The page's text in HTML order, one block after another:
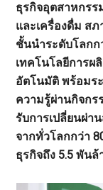
ธุรกิจอุตสาหกร
และเครื่องดื่ม ส
ชั้นนำระดับโลกก
เทคโนโลยีการผ
อัตโนมัติ พร้อมร
ความรู้ผ่านกิจกร
รับการเปลี่ยนผ่า
จากทั่วโลกกว่า
ธุรกิจถึง 5.5 พัน